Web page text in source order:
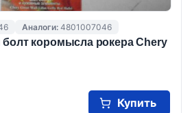
Аналоги: 4801007046
коромысла рокера Chery
Купить